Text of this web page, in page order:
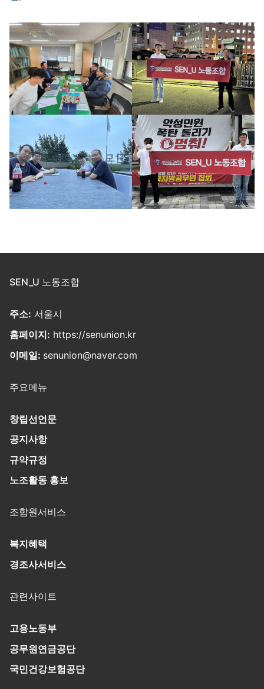
SEN_U 노동조합
주소: 서울시
홈페이지: https://senunion.kr
이메일: senunion@naver.com
주요메뉴
창립선언문
공지사항
규약규정
노조활동 홍보
조합원서비스
복지혜택
경조사서비스
관련사이트
고용노동부
공무원연금공단
국민건강보험공단